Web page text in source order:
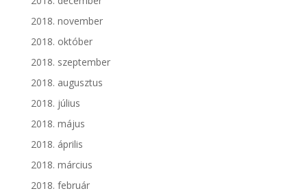
2018. november
2018. október
2018. szeptember
2018. augusztus
2018. július
2018. május
2018. április
2018. március
2018. február